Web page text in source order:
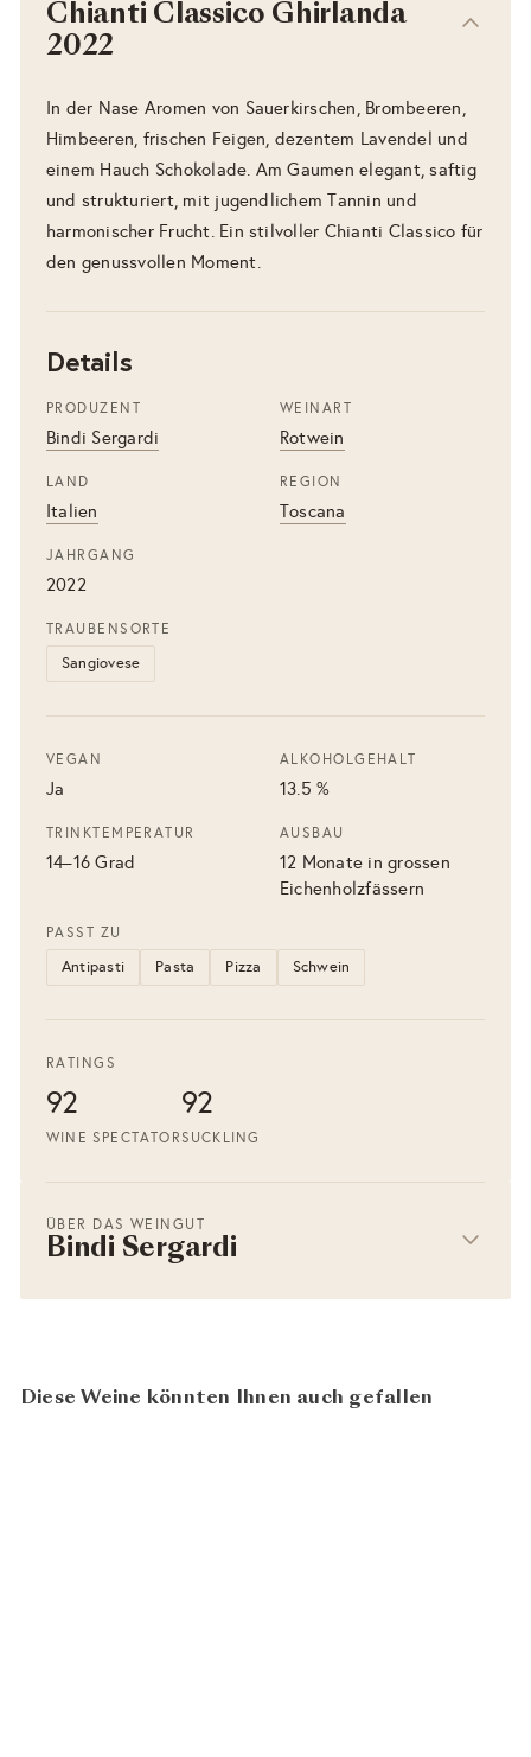
Chianti Classico Ghirlanda
2022
In der Nase Aromen von Sauerkirschen, Brombeeren,
Himbeeren, frischen Feigen, dezentem Lavendel und
einem Hauch Schokolade. Am Gaumen elegant, saftig
und strukturiert, mit jugendlichem Tannin und
harmonischer Frucht. Ein stilvoller Chianti Classico für
den genussvollen Moment.
Details
PRODUZENT
Bindi Sergardi
WEINART
Rotwein
LAND
Italien
REGION
Toscana
JAHRGANG
2022
TRAUBENSORTE
Sangiovese
VEGAN
Ja
ALKOHOLGEHALT
13.5 %
TRINKTEMPERATUR
14–16 Grad
AUSBAU
12 Monate in grossen
Eichenholzfässern
PASST ZU
Antipasti Pasta Pizza Schwein
RATINGS
92
WINE SPECTATOR
92
SUCKLING
ÜBER DAS WEINGUT
Bindi Sergardi
Diese Weine könnten Ihnen auch gefallen